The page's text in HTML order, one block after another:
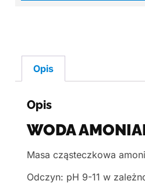
Opis
Opis
WODA
Masa cząsteczkowa
Odczyn: pH 9-11 w